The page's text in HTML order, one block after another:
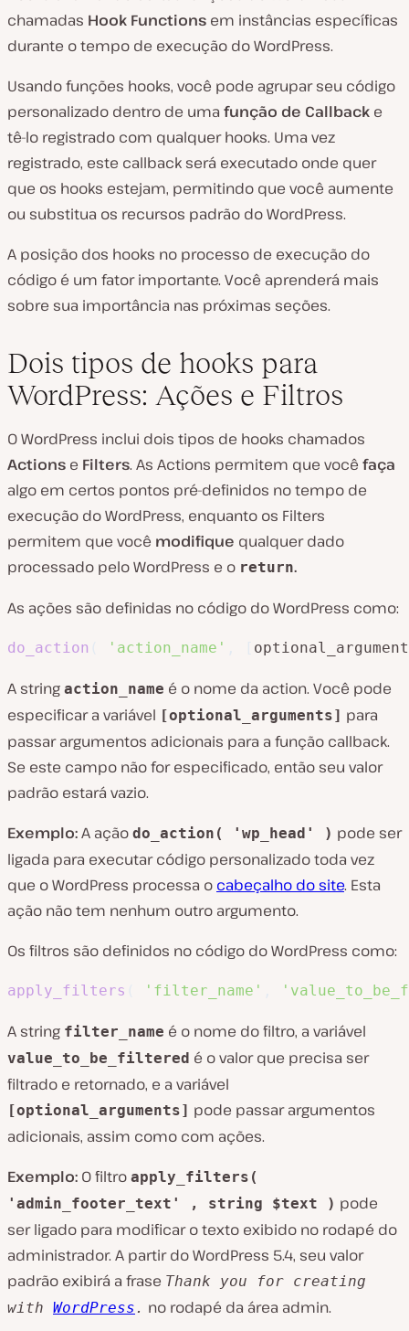
chamadas Hook Functions em instâncias específicas
durante o tempo de execução do WordPress.
Usando funções hooks, você pode agrupar seu código
personalizado dentro de uma função de Callback e
tê-lo registrado com qualquer hooks. Uma vez
registrado, este callback será executado onde quer
que os hooks estejam, permitindo que você aumente
ou substitua os recursos padrão do WordPress.
A posição dos hooks no processo de execução do
código é um fator importante. Você aprenderá mais
sobre sua importância nas próximas seções.
Dois tipos de hooks para
WordPress: Ações e Filtros
O WordPress inclui dois tipos de hooks chamados
Actions e Filters. As Actions permitem que você faça
algo em certos pontos pré-definidos no tempo de
execução do WordPress, enquanto os Filters
permitem que você modifique qualquer dado
processado pelo WordPress e o return.
As ações são definidas no código do WordPress como:
do_action 'action_name'
A string action_name é o nome da action. Você pode
especificar a variável [optional_arguments] para
passar argumentos adicionais para a função callback.
Se este campo não for especificado, então seu valor
padrão estará vazio.
Exemplo:A ação do_action( 'wp_head' ) pode ser
ligada para executar código personalizado toda vez
que o WordPress processa o cabeçalho do site. Esta
ação não tem nenhum outro argumento.
Os filtros são definidos no código do WordPress como:
apply_filters 'filter_name'
A string filter_name é o nome do filtro, a variável
value_to_be_filtered é o valor que precisa ser
filtrado e retornado, e a variável
[optional_arguments] pode passar argumentos
adicionais, assim como com ações.
Exemplo: O filtro apply_filters(
'admin_footer_text' , string $text ) pode
ser ligado para modificar o texto exibido no rodapé do
administrador. A partir do WordPress 5.4, seu valor
padrão exibirá a frase Thank you for creating
with WordPress . no rodapé da área admin.